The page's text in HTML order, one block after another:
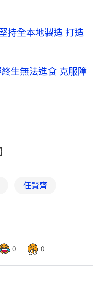
持全本地製造 打造
生無法進食 克服障
任賢齊
0 0